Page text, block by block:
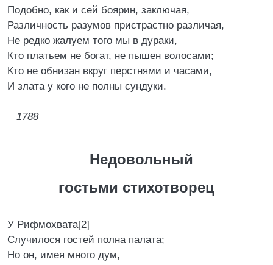
Подобно, как и сей боярин, заключая,
Различность разумов пристрастно различая,
Не редко жалуем того мы в дураки,
Кто платьем не богат, не пышен волосами;
Кто не обнизан вкруг перстнями и часами,
И злата у кого не полны сундуки.
1788
Недовольный
гостьми стихотворец
У Рифмохвата[2]
Случилося гостей полна палата;
Но он, имея много дум,